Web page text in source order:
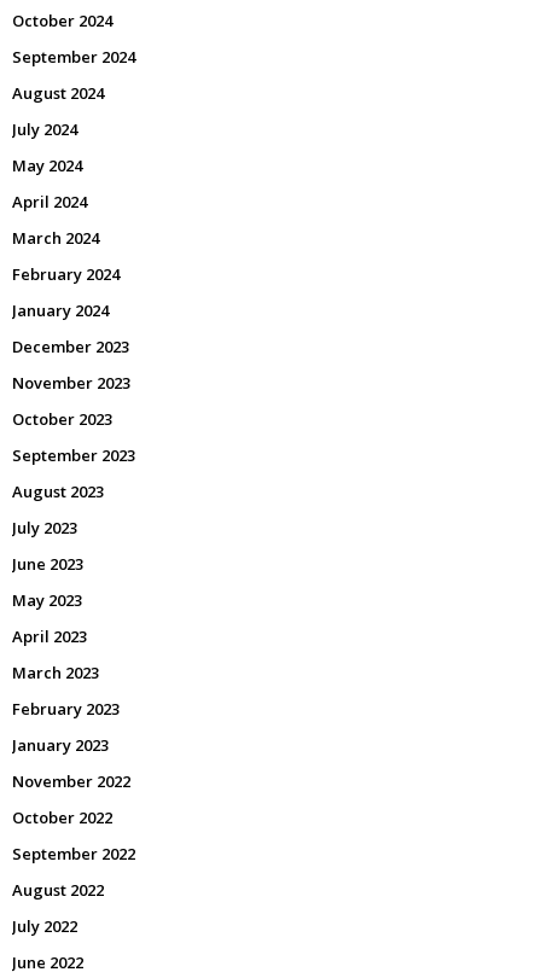
October 2024
September 2024
August 2024
July 2024
May 2024
April 2024
March 2024
February 2024
January 2024
December 2023
November 2023
October 2023
September 2023
August 2023
July 2023
June 2023
May 2023
April 2023
March 2023
February 2023
January 2023
November 2022
October 2022
September 2022
August 2022
July 2022
June 2022